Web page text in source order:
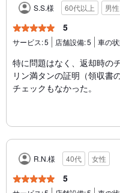
S.S.様 60代以上 男性
5
サービス:5 店舗設備:5 車の
特に問題はなく、返却時の
リン満タンの証明（領収書
チェックもなかった。
R.N.様 40代 女性
5